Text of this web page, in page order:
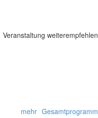
Veranstaltung weiterempfehlen
Gesamtprogramm
mehr